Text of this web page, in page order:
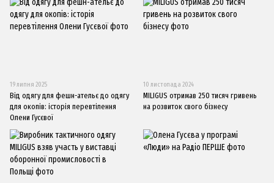
19 липня 2025
Від одягу для фешн-ательє до одягу
для окопів: історія перевтілення
Олени Гусєвої
10 листопада 2024
MILIGUS отримав 250 тисяч гривень
на розвиток свого бізнесу